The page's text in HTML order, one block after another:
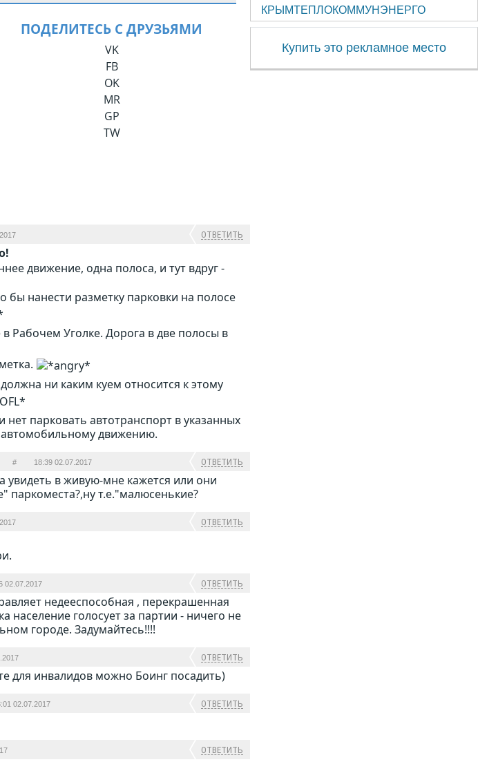
ПОДЕЛИТЕСЬ С ДРУЗЬЯМИ
VK
FB
OK
MR
GP
TW
ОТВЕТИТЬ
движение, одна полоса, и тут вдруг -
нанести разметку парковки на полосе
Рабочем Уголке. Дорога в две полосы в
ни каким куем относится к этому
парковать автотранспорт в указанных
автомобильному движению.
# 18:39 02.07.2017 ОТВЕТИТЬ
увидеть в живую-мне кажется или они
паркоместа?,ну т.е."малюсенькие?
ОТВЕТИТЬ
02.07.2017 ОТВЕТИТЬ
недееспособная , перекрашенная
население голосует за партии - ничего не
городе. Задумайтесь!!!!
ОТВЕТИТЬ
для инвалидов можно Боинг посадить)
02.07.2017 ОТВЕТИТЬ
ОТВЕТИТЬ
КРЫМТЕПЛОКОММУНЭНЕРГО
Купить это рекламное место